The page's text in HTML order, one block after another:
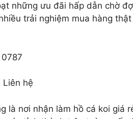
những ưu đãi hấp dẫn chờ
trải nghiệm mua hàng
Liên hệ
là nơi nhận làm hồ cá koi giá